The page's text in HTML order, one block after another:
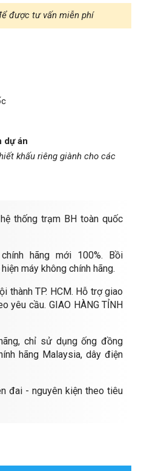
được tư vấn miễn phí
thống trạm BH toàn quốc
hãng mới 100%. Bồi
máy không chính hãng.
thành TP. HCM. Hỗ trợ giao
yêu cầu. GIAO HÀNG TỈNH
chỉ sử dụng ống đồng
hãng Malaysia, dây điện
đai - nguyên kiện theo tiêu
dự án
khấu riêng giành cho các